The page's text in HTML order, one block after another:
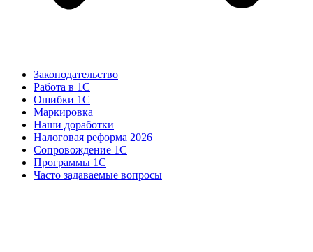
Законодательство
Работа в 1С
Ошибки 1С
Маркировка
Наши доработки
Налоговая реформа 2026
Сопровождение 1С
Программы 1С
Часто задаваемые вопросы